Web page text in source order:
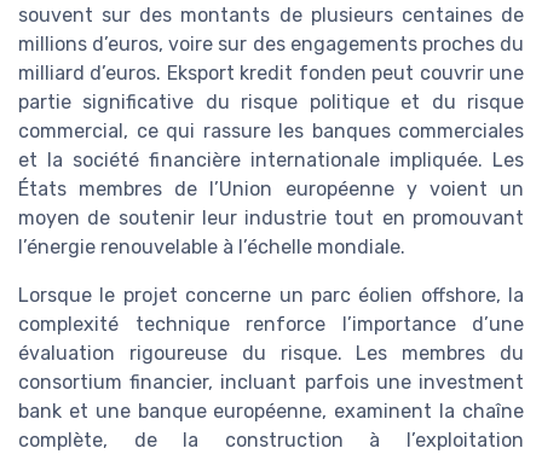
souvent sur des montants de plusieurs centaines de
millions d’euros, voire sur des engagements proches du
milliard d’euros. Eksport kredit fonden peut couvrir une
partie significative du risque politique et du risque
commercial, ce qui rassure les banques commerciales
et la société financière internationale impliquée. Les
États membres de l’Union européenne y voient un
moyen de soutenir leur industrie tout en promouvant
l’énergie renouvelable à l’échelle mondiale.
Lorsque le projet concerne un parc éolien offshore, la
complexité technique renforce l’importance d’une
évaluation rigoureuse du risque. Les membres du
consortium financier, incluant parfois une investment
bank et une banque européenne, examinent la chaîne
complète, de la construction à l’exploitation